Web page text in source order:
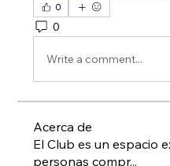
0
0
Write a comment...
Acerca de
El Club es un espacio
personas compr...